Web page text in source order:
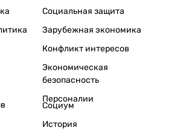
Социальная защита
Зарубежная экономика
Конфликт интересов
Экономическая
безопасность
Персоналии
Социум
История